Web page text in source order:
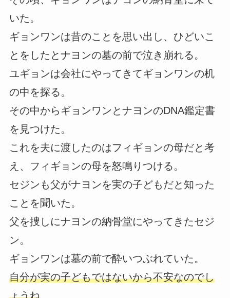
いた。
ギョンワンは昔のことを思い出し、ひどいこ
とをしたとナヨンの墓の前で泣き崩れる。
ユギョンは会社にやってきてギョンワンの机
の中を探る。
その中からギョンワンとナヨンのDNA鑑定書
を見つけた。
これを夫に渡したのはフィギョンの母だと考
え、フィギョンの母を怒鳴りつける。
セジンも父がナヨンを実の子どもだと知った
ことを聞いた。
父を捜しにナヨンの納骨堂にやってきたセジ
ン。
ギョンワンは墓の前で酔いつぶれていた。
自分が実の子どもではないから不安なのでし
ょうね